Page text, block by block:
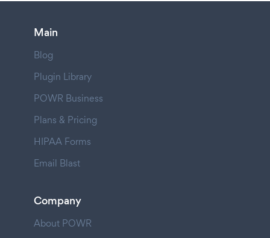
Main
Blog
Plugin Library
POWR Business
Plans & Pricing
HIPAA Forms
Email Blast
Company
About POWR